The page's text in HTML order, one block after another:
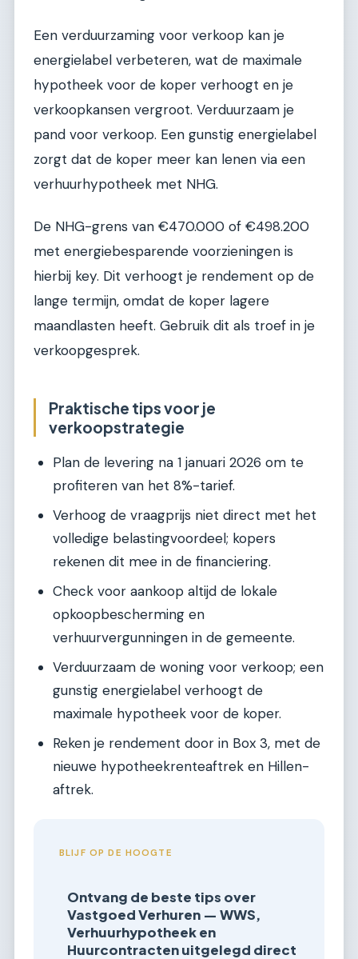
Een verduurzaming voor verkoop kan je
energielabel verbeteren, wat de maximale
hypotheek voor de koper verhoogt en je
verkoopkansen vergroot. Verduurzaam je
pand voor verkoop. Een gunstig energielabel
zorgt dat de koper meer kan lenen via een
verhuurhypotheek met NHG.
De NHG-grens van €470.000 of €498.200
met energiebesparende voorzieningen is
hierbij key. Dit verhoogt je rendement op de
lange termijn, omdat de koper lagere
maandlasten heeft. Gebruik dit als troef in je
verkoopgesprek.
Praktische tips voor je
verkoopstrategie
Plan de levering na 1 januari 2026 om te
profiteren van het 8%-tarief.
Verhoog de vraagprijs niet direct met het
volledige belastingvoordeel; kopers
rekenen dit mee in de financiering.
Check voor aankoop altijd de lokale
opkoopbescherming en
verhuurvergunningen in de gemeente.
Verduurzaam de woning voor verkoop; een
gunstig energielabel verhoogt de
maximale hypotheek voor de koper.
Reken je rendement door in Box 3, met de
nieuwe hypotheekrenteaftrek en Hillen-
aftrek.
BLIJF OP DE HOOGTE
Ontvang de beste tips over
Vastgoed Verhuren — WWS,
Verhuurhypotheek en
Huurcontracten uitgelegd direct